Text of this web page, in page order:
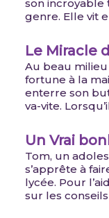
son incroyable
genre. Elle vit
Le Miracle
Au beau
fortune à la
enterre son
va-vite.
Un Vrai
Tom, un
s’apprête à
lycée. Pour
sur les